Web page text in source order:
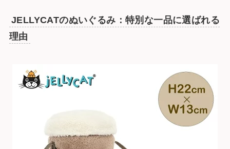
JELLYCATのぬいぐるみ：特別な一品に選ばれる
理由